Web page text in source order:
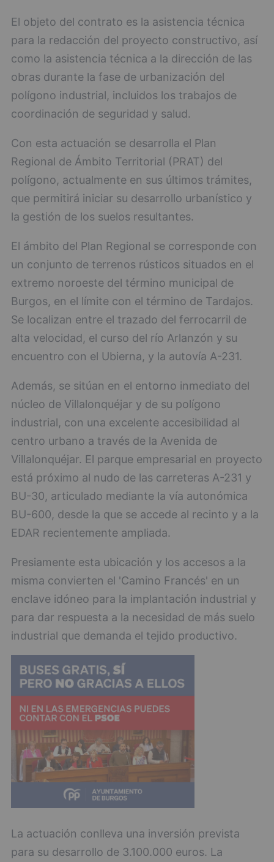
El objeto del contrato es la asistencia técnica
para la redacción del proyecto constructivo, así
como la asistencia técnica a la dirección de las
obras durante la fase de urbanización del
polígono industrial, incluidos los trabajos de
coordinación de seguridad y salud.
Con esta actuación se desarrolla el Plan
Regional de Ámbito Territorial (PRAT) del
polígono, actualmente en sus últimos trámites,
que permitirá iniciar su desarrollo urbanístico y
la gestión de los suelos resultantes.
El ámbito del Plan Regional se corresponde con
un conjunto de terrenos rústicos situados en el
extremo noroeste del término municipal de
Burgos, en el límite con el término de Tardajos.
Se localizan entre el trazado del ferrocarril de
alta velocidad, el curso del río Arlanzón y su
encuentro con el Ubierna, y la autovía A-231.
Además, se sitúan en el entorno inmediato del
núcleo de Villalonquéjar y de su polígono
industrial, con una excelente accesibilidad al
centro urbano a través de la Avenida de
Villalonquéjar. El parque empresarial en proyecto
está próximo al nudo de las carreteras A-231 y
BU-30, articulado mediante la vía autonómica
BU-600, desde la que se accede al recinto y a la
EDAR recientemente ampliada.
Presiamente esta ubicación y los accesos a la
misma convierten el 'Camino Francés' en un
enclave idóneo para la implantación industrial y
para dar respuesta a la necesidad de más suelo
industrial que demanda el tejido productivo.
La actuación conlleva una inversión prevista
para su desarrollo de 3.100.000 euros. La